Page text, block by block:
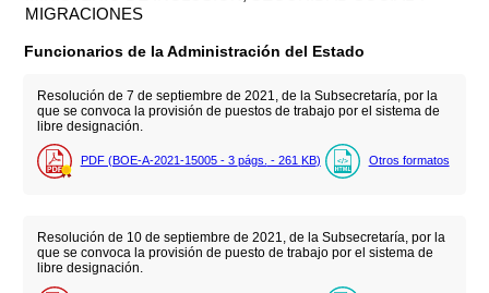
MIGRACIONES
Funcionarios de la Administración del Estado
Resolución de 7 de septiembre de 2021, de la Subsecretaría, por la
que se convoca la provisión de puestos de trabajo por el sistema de
libre designación.
PDF (BOE-A-2021-15005 - 3 págs. - 261 KB) Otros formatos
Resolución de 10 de septiembre de 2021, de la Subsecretaría, por la
que se convoca la provisión de puesto de trabajo por el sistema de
libre designación.